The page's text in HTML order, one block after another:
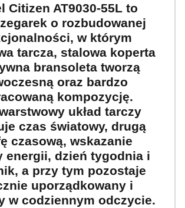
Citizen AT9030-55Lto
o rozbudowanej
w którym
tarcza, stalowa koperta
bransoleta tworzą
oraz bardzo
kompozycję.
układ tarczy
czas światowy, drugą
czasową, wskazanie
energii, dzień tygodnia i
, a przy tym pozostaje
uporządkowany i
w codziennym odczycie.